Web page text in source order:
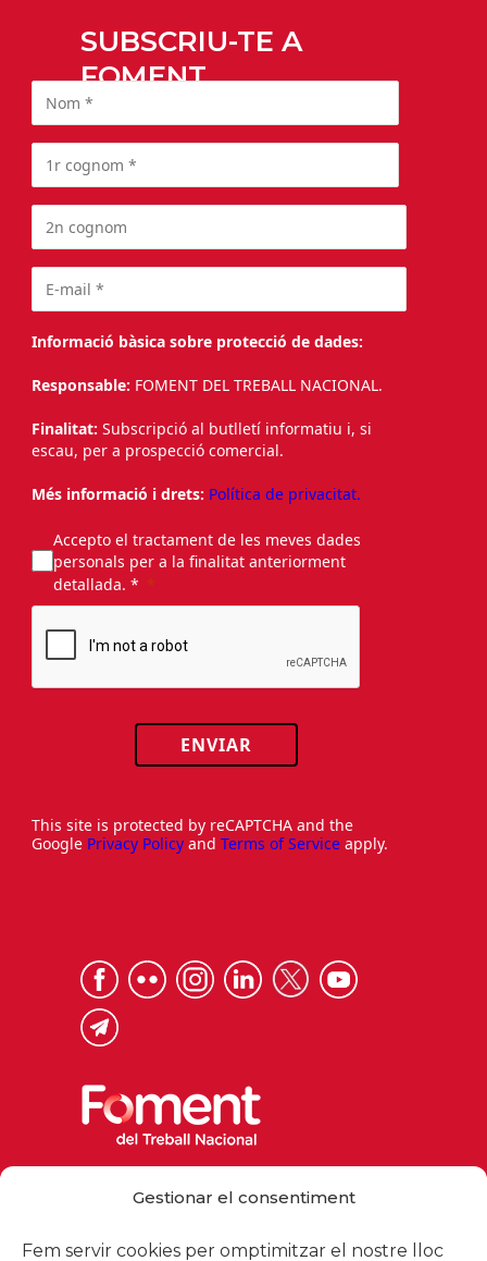
Gestionar el consentiment
Fem servir cookies per omptimitzar el nostre lloc
SUBSCRIU-TE A
FOMENT
Informació bàsica sobre protecció de dades:
Responsable: FOMENT DEL TREBALL NACIONAL.
Finalitat: Subscripció al butlletí informatiu i, si
escau, per a prospecció comercial.
Més informació i drets: Política de privacitat.
Accepto el tractament de les meves dades
personals per a la finalitat anteriorment
detallada. *
ENVIAR
This site is protected by reCAPTCHA and the
Google Privacy Policy and Terms of Service apply.
foment@foment.com